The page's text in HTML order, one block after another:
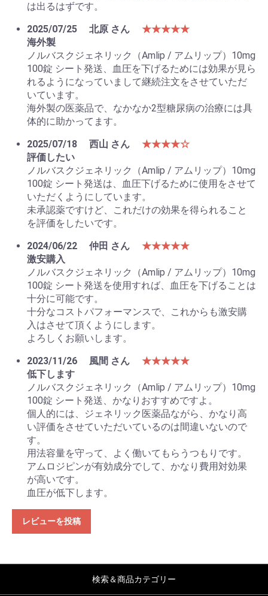
は出るはずです。
2025/07/25
北原 さん
★★★★★
海外製
ノルバスクジェネリック（Amlip / アムリップ）10mg
100錠 シート発送、血圧を下げるためには効果が見ら
れるようになっていまして継続注文をさせていただ
いています。
海外製の医薬品で、なかなか2型糖尿病の治療には具
体的に助かってます。
2025/07/18
西山 さん
★★★★☆
評価したい
ノルバスクジェネリック（Amlip / アムリップ）10mg
100錠 シート発送は、血圧下げるために使用をさせて
いただくようにしています。
未承認薬ですけど、これだけの効果を得られること
を評価をしたいです。
2024/06/22
仲田 さん
★★★★★
激安購入
ノルバスクジェネリック（Amlip / アムリップ）10mg
100錠 シート発送を使用すれば、血圧を下げることは
十分に可能です。
十分なコストパフォーマンスで、これからも激安購
入はさせて頂くようにします。
よろしくお願いします。
2023/11/26
風間 さん
★★★★★
低下します
ノルバスクジェネリック（Amlip / アムリップ）10mg
100錠 シート発送、かなりおすすめですよ。
個人的には、ジェネリック医薬品ながら、かなり高
い評価をさせていただいているのは間違いないので
す。
用法容量を守って、よく働いてもらうつもりです。
アムロジピンが有効成分でして、かなり費用対効果
が高いです。
血圧が低下します。
レビューを投稿
検索＆商品カテゴリー